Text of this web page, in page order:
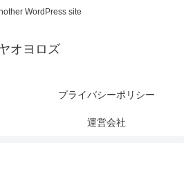
WordPress site
オヨロズ
プライバシーポリシー
運営会社